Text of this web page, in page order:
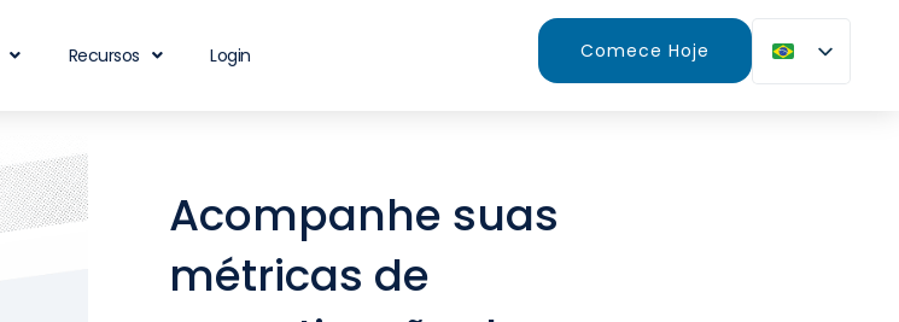
Recursos Login Comece Hoje
Acompanhe suas
métricas de